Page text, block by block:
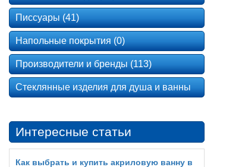
Писсуары (41)
Напольные покрытия (0)
Производители и бренды (113)
Стеклянные изделия для душа и ванны
Интересные статьи
Как выбрать и купить акриловую ванну в